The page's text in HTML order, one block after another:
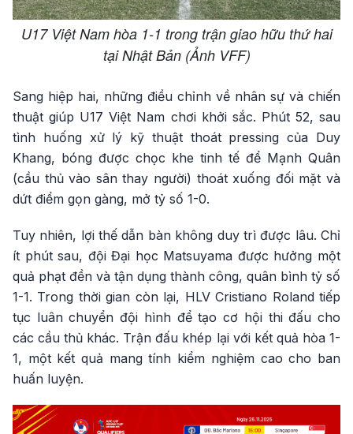
U17 Việt Nam hòa 1-1 trong trận giao hữu thứ hai
tại Nhật Bản (Ảnh VFF)
Sang hiệp hai, những điều chỉnh về nhân sự và chiến
thuật giúp U17 Việt Nam chơi khởi sắc. Phút 52, sau
tình huống xử lý kỹ thuật thoát pressing của Duy
Khang, bóng được chọc khe tinh tế để Mạnh Quân
(cầu thủ vào sân thay người) thoát xuống đối mặt và
dứt điểm gọn gàng, mở tỷ số 1-0.
Tuy nhiên, lợi thế dẫn bàn không duy trì được lâu. Chỉ
ít phút sau, đội Đại học Matsuyama được hưởng một
quả phạt đền và tận dụng thành công, quân bình tỷ số
1-1. Trong thời gian còn lại, HLV Cristiano Roland tiếp
tục luân chuyển đội hình để tạo cơ hội thi đấu cho
các cầu thủ khác. Trận đấu khép lại với kết quả hòa 1-
1, một kết quả mang tính kiểm nghiệm cao cho ban
huấn luyện.